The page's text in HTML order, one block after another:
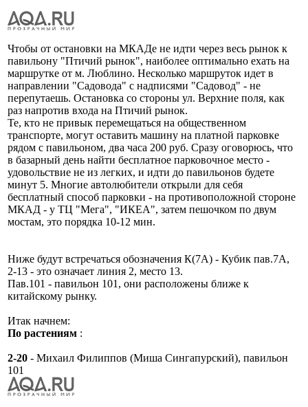
Чтобы от остановки на МКАДе не идти через весь рынок к
павильону "Птичий рынок", наиболее оптимально ехать на
маршрутке от м. Люблино. Несколько маршруток идет в
направлении "Садовода" с надписями "Садовод" - не
перепутаешь. Остановка со стороны ул. Верхние поля, как
раз напротив входа на Птичий рынок.
Те, кто не привык перемещаться на общественном
транспорте, могут оставить машину на платной парковке
рядом с павильоном, два часа 200 руб. Сразу оговорюсь, что
в базарный день найти бесплатное парковочное место -
удовольствие не из легких, и идти до павильонов будете
минут 5. Многие автолюбители открыли для себя
бесплатный способ парковки - на противоположной стороне
МКАД - у ТЦ "Мега", "ИКЕА", затем пешочком по двум
мостам, это порядка 10-12 мин.
Ниже будут встречаться обозначения К(7А) - Кубик пав.7А,
2-13 - это означает линия 2, место 13.
Пав.101 - павильон 101, они расположены ближе к
китайскому рынку.
Итак начнем:
По растениям :
2-20 - Михаил Филиппов (Миша Сингапурский), павильон
101